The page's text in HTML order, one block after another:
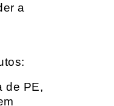
a
de PE,